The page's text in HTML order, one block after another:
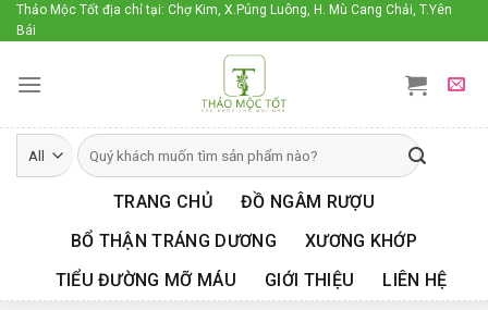
Skip
to
Thảo Mộc Tốt địa chỉ tại: Chợ Kim, X.Púng Luông, H. Mù Cang Chải, T.Yên
Bái
TRANG CHỦ
ĐỒ NGÂM RƯỢU
BỔ THẬN TRÁNG DƯƠNG
XƯƠNG KHỚP
TIỂU ĐƯỜNG MỠ MÁU
GIỚI THIỆU LIÊN HỆ